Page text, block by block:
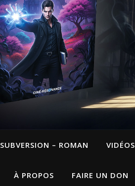
SUBVERSION – ROMAN VIDÉOS
À PROPOS FAIRE UN DON